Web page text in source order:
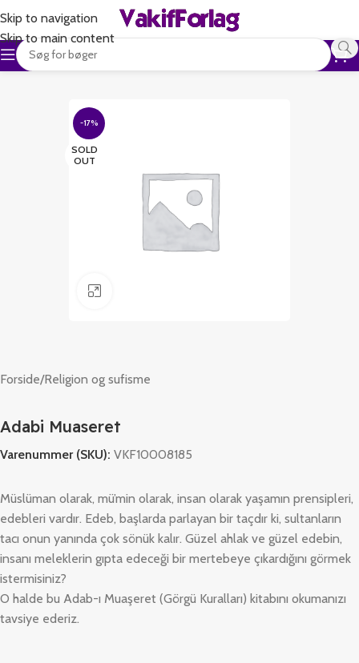
Skip to navigation
Skip to main content
-17%
SOLD
OUT
Forside/Religion og sufisme
Adabi Muaseret
Varenummer (SKU): VKF10008185
Müslüman olarak, mü’min olarak, insan olarak yaşamın prensipleri,
edebleri vardır. Edeb, başlarda parlayan bir taçdır ki, sultanların
tacı onun yanında çok sönük kalır. Güzel ahlak ve güzel edebin,
insanı meleklerin gıpta edeceği bir mertebeye çıkardığını görmek
istermisiniz?
O halde bu Adab-ı Muaşeret (Görgü Kuralları) kitabını okumanızı
tavsiye ederiz.